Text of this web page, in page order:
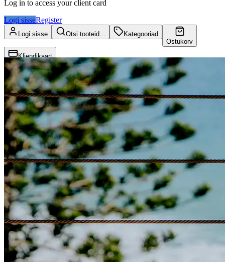
Log in to access your client card
Logi sisseRegister
Logi sisse Otsi tooteid...
Kategooriad
Ostukorv
Kliendikaart